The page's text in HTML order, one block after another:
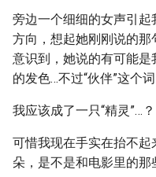
旁边一个细细的女声引
方向，想起她刚刚说的
意识到，她说的有可能
的发色…不过“伙伴”这个
我应该成了一只“精灵”…？
可惜我现在手实在抬不
朵，是不是和电影里的